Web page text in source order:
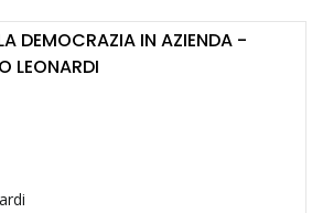
DEMOCRAZIA IN AZIENDA -
LEONARDI